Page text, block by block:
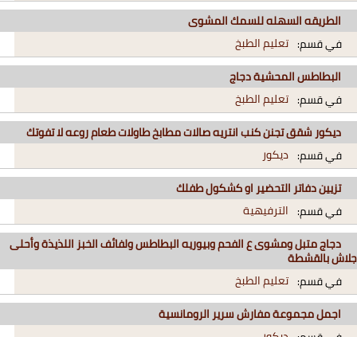
الطريقه السهله للسمك المشوى
في قسم: تعليم الطبخ
البطاطس المحشية دجاج
في قسم: تعليم الطبخ
ديكور شقق تجنن كنب انتريه صالات مطابخ طاولات طعام روعه لا تفوتك
في قسم: ديكور
تزيين دفاتر التحضير او كشكول طفلك
في قسم: الترفيهية
دجاج متبل ومشوى ع الفحم وبيوريه البطاطس ولفائف الخبز اللذيذة وأحلى
جلاش بالقشطة
في قسم: تعليم الطبخ
اجمل مجموعة مفارش سرير الرومانسية